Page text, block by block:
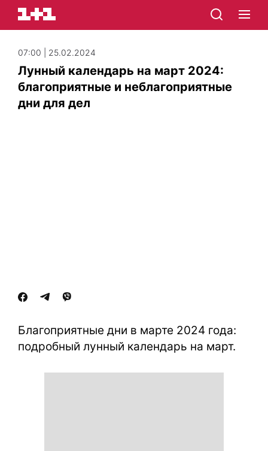
07:00 | 25.02.2024
Лунный календарь на март 2024:
благоприятные и неблагоприятные
дни для дел
Благоприятные дни в марте 2024 года:
подробный лунный календарь на март.